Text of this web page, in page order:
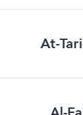
At-